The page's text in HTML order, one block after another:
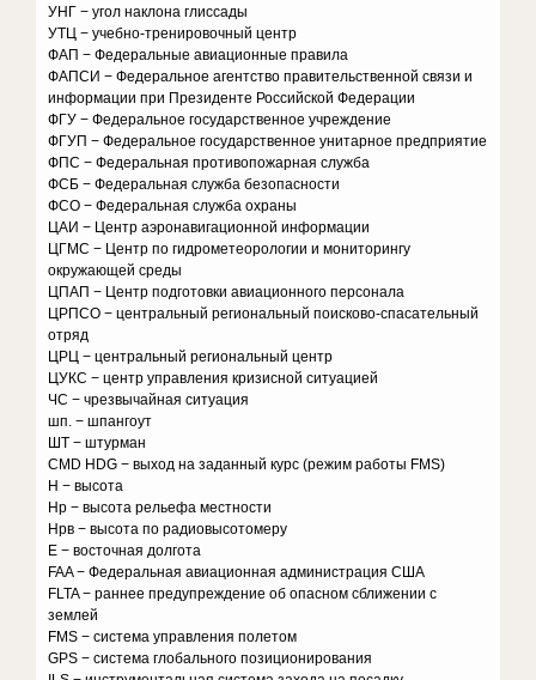
УНГ − угол наклона глиссады
УТЦ − учебно-тренировочный центр
ФАП − Федеральные авиационные правила
ФАПСИ − Федеральное агентство правительственной связи и
информации при Президенте Российской Федерации
ФГУ − Федеральное государственное учреждение
ФГУП − Федеральное государственное унитарное предприятие
ФПС − Федеральная противопожарная служба
ФСБ − Федеральная служба безопасности
ФСО − Федеральная служба охраны
ЦАИ − Центр аэронавигационной информации
ЦГМС − Центр по гидрометеорологии и мониторингу
окружающей среды
ЦПАП − Центр подготовки авиационного персонала
ЦРПСО − центральный региональный поисково-спасательный
отряд
ЦРЦ − центральный региональный центр
ЦУКС − центр управления кризисной ситуацией
ЧС − чрезвычайная ситуация
шп. − шпангоут
ШТ − штурман
CMD HDG − выход на заданный курс (режим работы FMS)
Н − высота
Нр − высота рельефа местности
Нрв − высота по радиовысотомеру
E − восточная долгота
FAA − Федеральная авиационная администрация США
FLTA − раннее предупреждение об опасном сближении с
землей
FMS − система управления полетом
GPS − система глобального позиционирования